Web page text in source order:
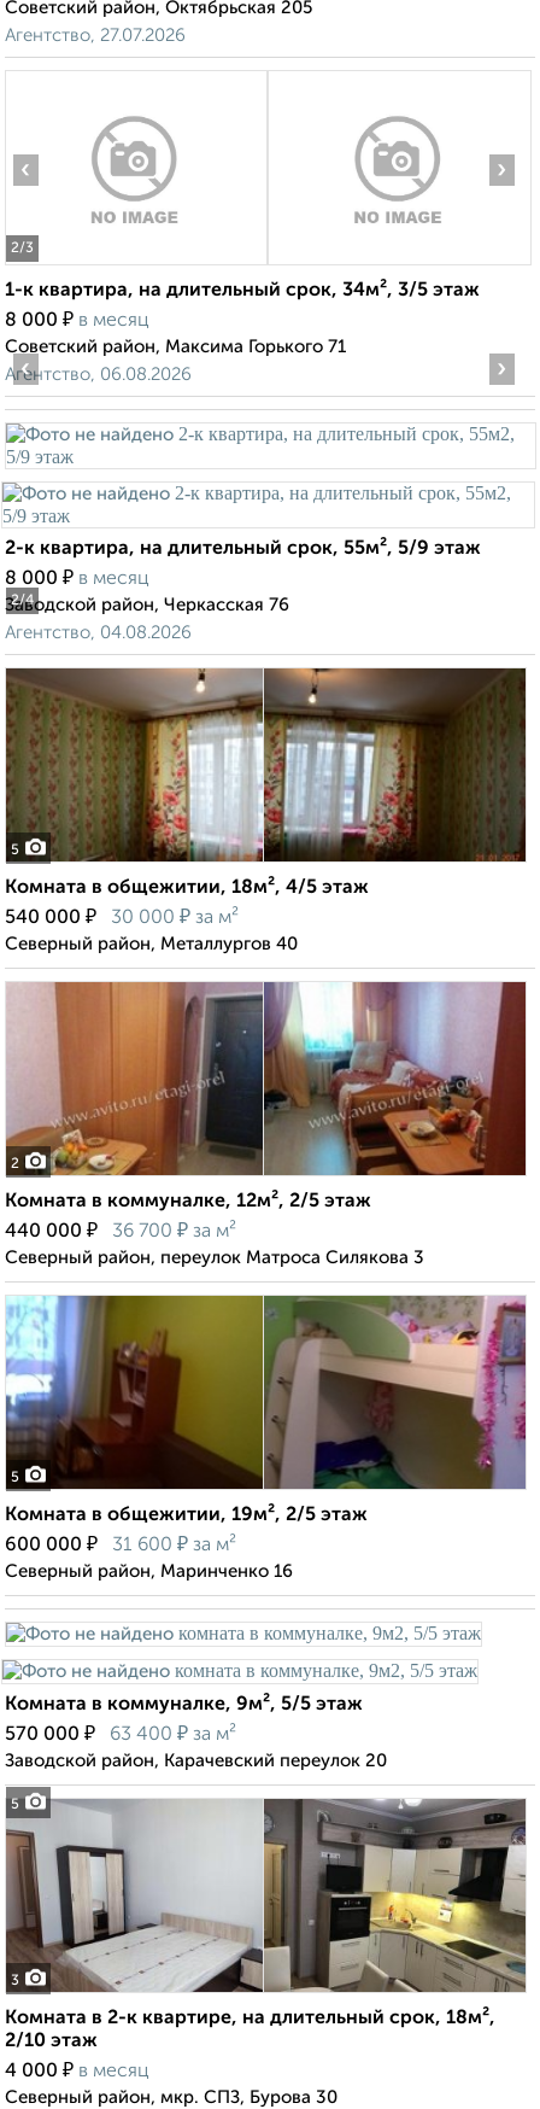
Советский район, Октябрьская 205
Агентство, 27.07.2026
2/3
‹ ›
1-к квартира, на длительный срок, 34м², 3/5 этаж
8 000 ₽ в месяц
Советский район, Максима Горького 71
Агентство, 06.08.2026
2/4
‹ ›
2-к квартира, на длительный срок, 55м², 5/9 этаж
8 000 ₽ в месяц
Заводской район, Черкасская 76
Агентство, 04.08.2026
5
Комната в общежитии, 18м², 4/5 этаж
540 000 ₽ 30 000 ₽ за м²
Северный район, Металлургов 40
2
Комната в коммуналке, 12м², 2/5 этаж
440 000 ₽ 36 700 ₽ за м²
Северный район, переулок Матроса Силякова 3
5
Комната в общежитии, 19м², 2/5 этаж
600 000 ₽ 31 600 ₽ за м²
Северный район, Маринченко 16
5
Комната в коммуналке, 9м², 5/5 этаж
570 000 ₽ 63 400 ₽ за м²
Заводской район, Карачевский переулок 20
3
Комната в 2-к квартире, на длительный срок, 18м²,
2/10 этаж
4 000 ₽ в месяц
Северный район, мкр. СПЗ, Бурова 30